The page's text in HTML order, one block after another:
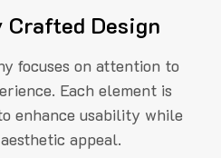
Crafted Design
focuses on attention to
Each element is
enhance usability while
appeal.